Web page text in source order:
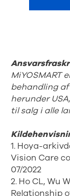
MiYOSMART
behandling
herunder
til salg i alle
1. Hoya-
Vision Care
07/2022
2. Ho CL, Wu
Relationship